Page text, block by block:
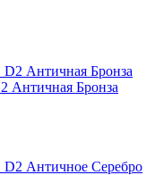
Античная Бронза